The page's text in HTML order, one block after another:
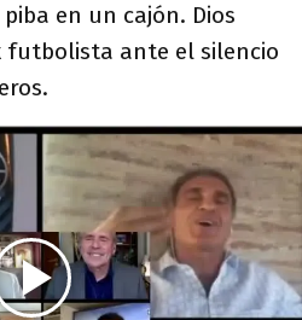
en un cajón. Dios
futbolista ante el silencio